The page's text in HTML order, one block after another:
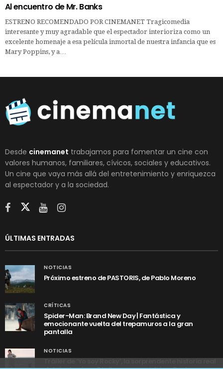
Al encuentro de Mr. Banks
ESTRENO RECOMENDADO POR CINEMANET Tragicomedia
interesante y muy agradable que el espectador interioriza como un
excelente homenaje a esa película inmortal de nuestra infancia que es
Mary Poppins, y a…
Desde cinemanet trabajamos para fomentar un cine con
valores humanos, familiares, cívicos, sociales y educativos.
Un cine que vaya más allá del entretenimiento y enriquezca
al espectador y a la sociedad.
ÚLTIMAS ENTRADAS
NOTICIAS
Próximo estreno de PASTORIS, de Pablo Moreno
CRÍTICAS
Spider-Man: Brand New Day | Fantástica y
emocionante vuelta del trepamuros a la gran
pantalla
NOTICIAS
Tráiler de ‘Yo soy Rocky’, la sorprendente historia real